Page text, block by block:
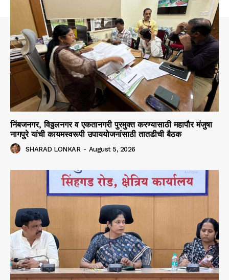
निंबजनगर, विठ्ठलनगर व एकतानगरी पुरमुक्त करण्यासाठी महापौर मंजुषा
नागपुरे यांची कायमस्वरूपी उपाययोजनांसाठी तातडीची बैठक
SHARAD LONKAR - August 5, 2026